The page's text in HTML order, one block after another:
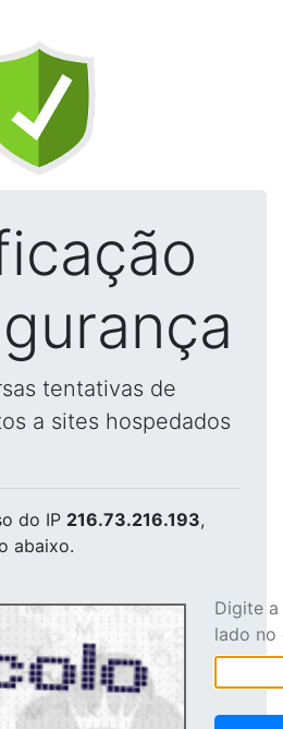
tentativas de
a sites hospedados
do IP 216.73.216.193,
abaixo.
Digite
lado no